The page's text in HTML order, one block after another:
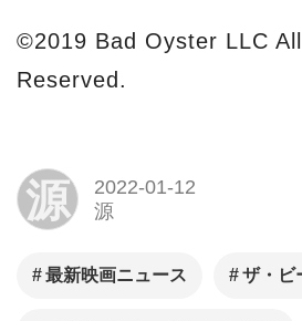
クリーンオ
©2019 Bad Oyster LLC
Reserved.
源
2022-01-12
源
最新映画ニュース ザ・ビ